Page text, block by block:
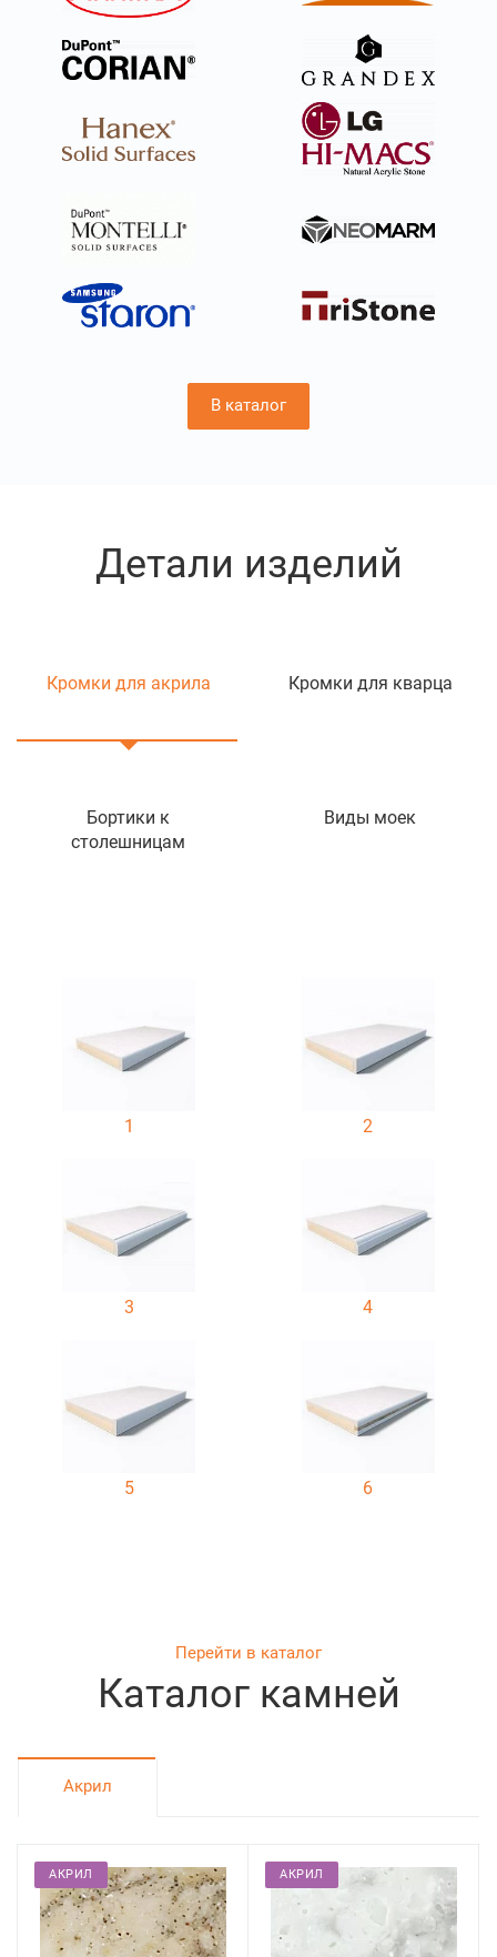
заказ легко на сайте, оставив контактные данные,
или по телефону.
Изделия из акрила
Изделия из искусственного камня пользуются
невероятной популярностью — это объясняется их
красотой и практичностью. Особенно часто клиенты
отдают предпочтение акриловому камню. Компания
из такого материала по вашему проекту,
В каталог
Детали изделий
Кромки для акрила Кромки для кварца
Бортики к
столешницам
Виды моек
1 2
3 4
5 6
Перейти в каталог
Каталог камней
Акрил
АКРИЛ АКРИЛ